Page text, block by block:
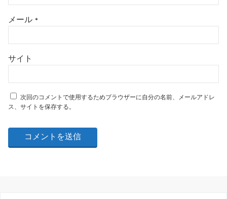
メール *
サイト
次回のコメントで使用するためブラウザーに自分の名前、メールアドレ
ス、サイトを保存する。